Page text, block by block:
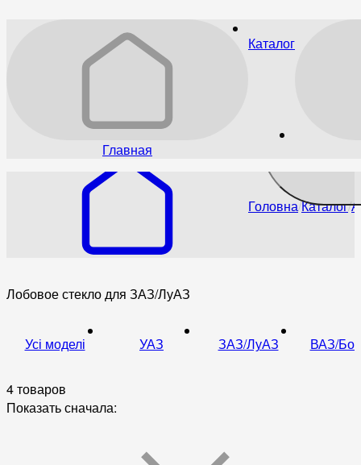
Главная
Каталог
ГоловнаКаталог
Лобовое стекло для ЗАЗ/ЛуАЗ
Усі моделі УАЗ ЗАЗ/ЛуАЗ ВАЗ/
4 товаров
Показать сначала: